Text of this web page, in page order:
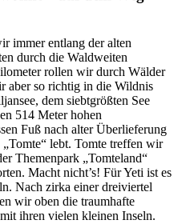
immer entlang der alten
durch die Waldweiten
rollen wir durch Wälder
aber so richtig in die Wildnis
dem siebtgrößten See
514 Meter hohen
Fuß nach alter Überlieferung
lebt. Tomte treffen wir
Themenpark „Tomteland“
Macht nicht’s! Für Yeti ist es
Nach zirka einer dreiviertel
wir oben die traumhafte
ihren vielen kleinen Inseln.